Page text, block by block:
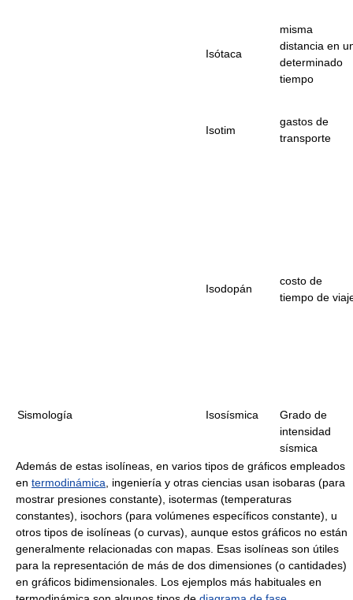
Isótaca
misma
distancia en
determinado
tiempo
Isotim
gastos de
transporte
Isodopán
costo de
tiempo de
Sismología Isosísmica
Grado de
intensidad
sísmica
Además de estas isolíneas, en varios tipos de gráficos empleados
en termodinámica , ingeniería y otras ciencias usan isobaras (para
mostrar presiones constante), isotermas (temperaturas
constantes), isochors (para volúmenes específicos constante), u
otros tipos de isolíneas (o curvas), aunque estos gráficos no están
generalmente relacionadas con mapas. Esas isolíneas son útiles
para la representación de más de dos dimensiones (o cantidades)
en gráficos bidimensionales. Los ejemplos más habituales en